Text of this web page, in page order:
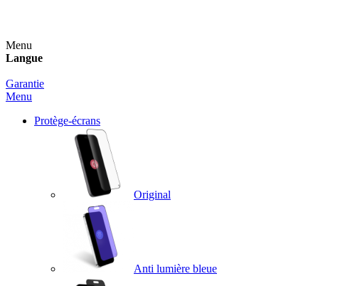
Menu
Langue
Garantie
Menu
Protège-écrans
Original
Anti lumière bleue